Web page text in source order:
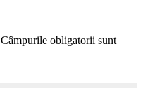
Câmpurile obligatorii sunt